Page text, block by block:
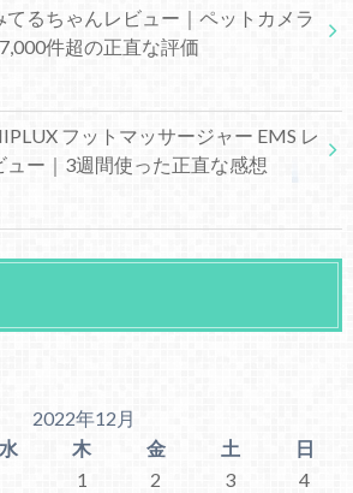
てるちゃんレビュー｜ペットカメラ
件超の正直な評価
フットマッサージャー EMS レ
ュー｜3週間使った正直な感想
2022年12月
水 木 金 土
日
1
2 3
4